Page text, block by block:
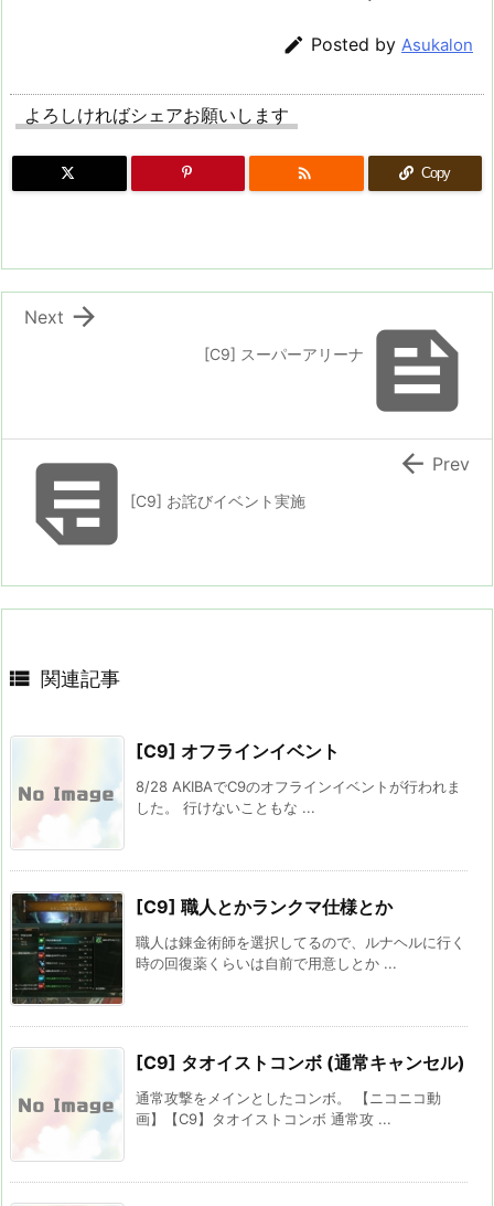
 Posted by Asukalon
よろしければシェアお願いします
 Copy

[C9] スーパーアリーナ

Next
[C9] お詫びイベント実施
 Prev
 関連記事
[C9] オフラインイベント
8/28 AKIBAでC9のオフラインイベントが行われま
した。 行けないこともな ...
[C9] 職人とかランクマ仕様とか
職人は錬金術師を選択してるので、ルナヘルに行く
時の回復薬くらいは自前で用意しとか ...
[C9] タオイストコンボ (通常キャンセル)
通常攻撃をメインとしたコンボ。 【ニコニコ動
画】【C9】タオイストコンボ 通常攻 ...